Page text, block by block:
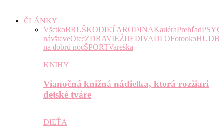
ČLÁNKY
VšetkoBRUŠKODIEŤARODINAKariéraPrehľad
návšteveOtecZDRAVIEŽIJEDIVADLOFotooko
na dobrú nocŠPORTVareška
KNIHY
Vianočná knižná nádielka, ktorá rozžiari
detské tváre
DIEŤA